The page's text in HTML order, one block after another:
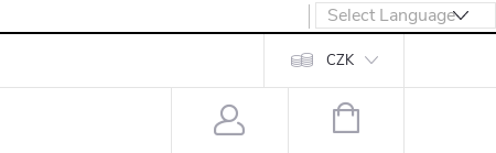
CZK
NÁKUPNÍ